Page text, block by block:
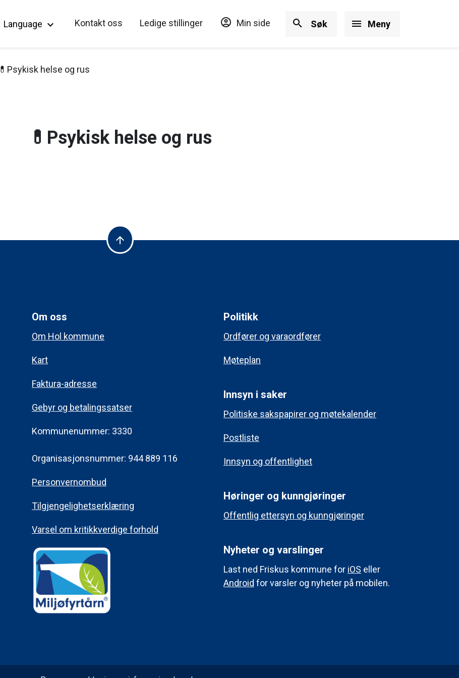
Hopp til hovedinnholdet
Language keyboard_arrow_down Kontakt oss Ledige stillinger account_circle Min side search Søk menu Meny
💊Psykisk helse og rus
💊Psykisk helse og rus
arrow_upward
Om oss
Om Hol kommune
Kart
Faktura-adresse
Gebyr og betalingssatser
Kommunenummer: 3330
Organisasjonsnummer: 944 889 116
Personvernombud
Tilgjengelighetserklæring
Varsel om kritikkverdige forhold
Politikk
Ordfører og varaordfører
Møteplan
Innsyn i saker
Politiske sakspapirer og møtekalender
Postliste
Innsyn og offentlighet
Høringer og kunngjøringer
Offentlig ettersyn og kunngjøringer
Nyheter og varslinger
Last ned Friskus kommune for iOS eller
Android for varsler og nyheter på mobilen.